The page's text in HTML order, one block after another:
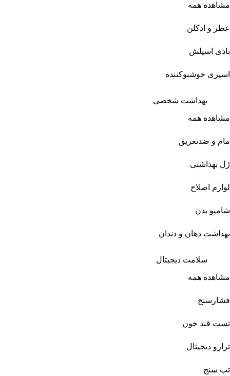
مشاهده همه
عطر و ادکلن
بادی اسپلش
اسپری خوشبوکننده
بهداشت شخصی
مشاهده همه
مام و ضدتعریق
ژل بهداشتی
لوازم اصلاح
شامپو بدن
بهداشت دهان و دندان
سلامت دیجیتال
مشاهده همه
فشارسنج
تست قند خون
ترازو دیجیتال
تب سنج